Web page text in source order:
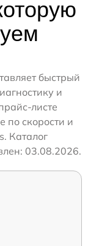
быстрый
и
листе
по скорости и
Каталог
03.08.2026.